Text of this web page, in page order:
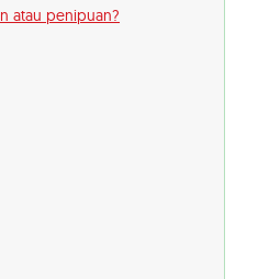
atau penipuan?